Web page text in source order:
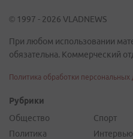
© 1997 - 2026 VLADNEWS
При любом использовании
обязательна. Коммерческий
Политика обработки персональных
Рубрики
Общество
Политика
Спорт
Интервью